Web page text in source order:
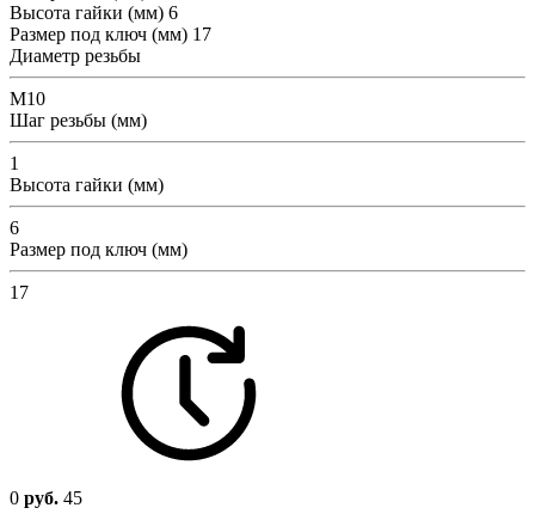
Высота гайки (мм) 6
Размер под ключ (мм) 17
Диаметр резьбы
М10
Шаг резьбы (мм)
1
Высота гайки (мм)
6
Размер под ключ (мм)
17
0 руб. 45